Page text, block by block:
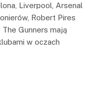
Liverpool, Arsenal
Robert Pires
Gunners mają
w oczach